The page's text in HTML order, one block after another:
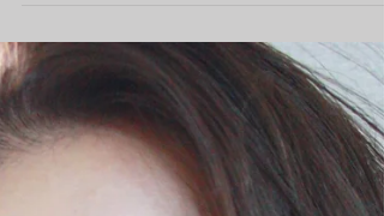
下北沢美容室LOAWeロウイBLOG
LOAWeの服部です！ お客様バックスタイル、
スタイリスト江田。 人気のボブスタイル。 明